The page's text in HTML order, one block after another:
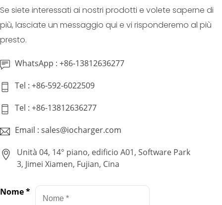
Se siete interessati ai nostri prodotti e volete saperne di
più, lasciate un messaggio qui e vi risponderemo al più
presto.
WhatsApp : +86-13812636277
Tel : +86-592-6022509
Tel : +86-13812636277
Email : sales@iocharger.com
Unità 04, 14° piano, edificio A01, Software Park
3, Jimei Xiamen, Fujian, Cina
Nome*